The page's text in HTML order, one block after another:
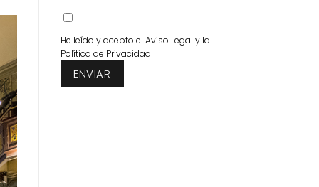
He leído y acepto el Aviso Legal y la
Política de Privacidad